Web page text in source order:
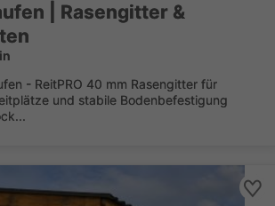
| Rasengitter &
- ReitPRO 40 mm Rasengitter für
und stabile Bodenbefestigung